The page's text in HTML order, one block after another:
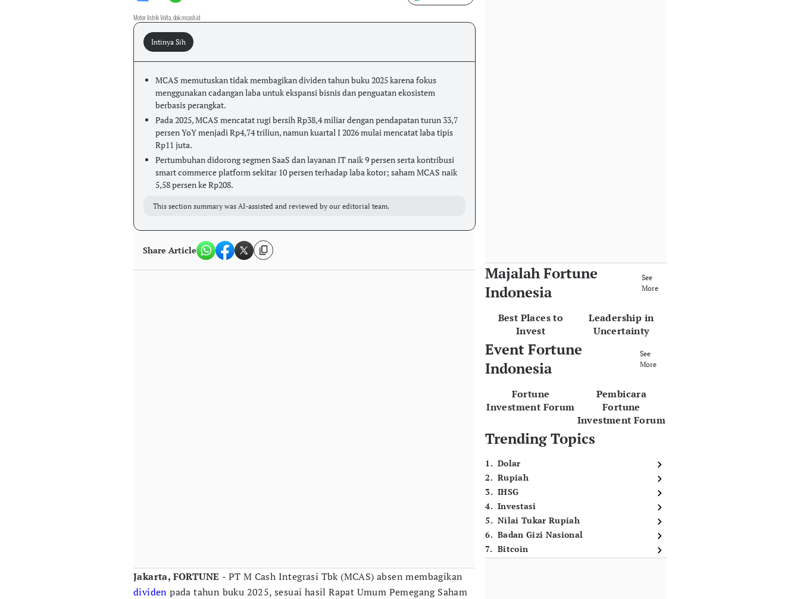
Motor listrik Volta, dok.mcash.id
Intinya Sih
MCAS memutuskan tidak membagikan dividen tahun buku 2025 karena fokus
menggunakan cadangan laba untuk ekspansi bisnis dan penguatan ekosistem
berbasis perangkat.
Pada 2025, MCAS mencatat rugi bersih Rp38,4 miliar dengan pendapatan turun 33,7
persen YoY menjadi Rp4,74 triliun, namun kuartal I 2026 mulai mencatat laba tipis
Rp11 juta.
Pertumbuhan didorong segmen SaaS dan layanan IT naik 9 persen serta kontribusi
smart commerce platform sekitar 10 persen terhadap laba kotor; saham MCAS naik
5,58 persen ke Rp208.
This section summary was AI-assisted and reviewed by our editorial team.
Share Article
Jakarta, FORTUNE - PT M Cash Integrasi Tbk (MCAS) absen membagikan
dividen pada tahun buku 2025, sesuai hasil Rapat Umum Pemegang Saham
Majalah Fortune
Indonesia
See
More
Best Places to
Invest
Leadership in
Uncertainty
Event Fortune
Indonesia
See
More
Fortune
Investment Forum
Pembicara
Fortune
Investment Forum
Trending Topics
1. Dolar
2. Rupiah
3. IHSG
4. Investasi
5. Nilai Tukar Rupiah
6. Badan Gizi Nasional
7. Bitcoin